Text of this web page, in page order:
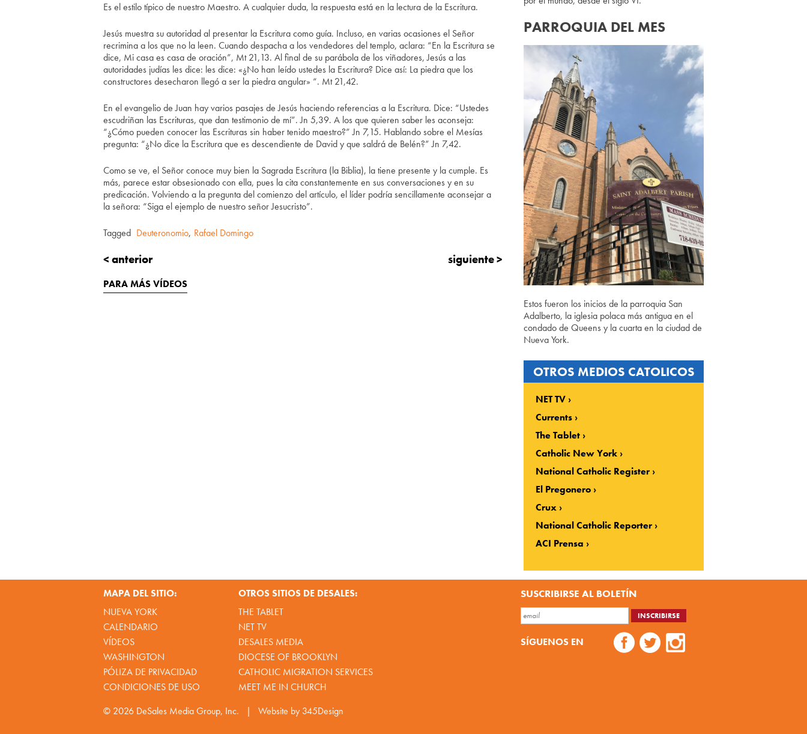
Es el estilo típico de nuestro Maestro. A cualquier duda, la respuesta está en la lectura de la Escritura.
Jesús muestra su autoridad al presentar la Escritura como guía. Incluso, en varias ocasiones el Señor
recrimina a los que no la leen. Cuando despacha a los vendedores del templo, aclara: “En la Escritura se
dice, Mi casa es casa de oración”, Mt 21,13. Al final de su parábola de los viñadores, Jesús a las
autoridades judías les dice: les dice: «¿No han leído ustedes la Escritura? Dice así: La piedra que los
constructores desecharon llegó a ser la piedra angular» “. Mt 21,42.
En el evangelio de Juan hay varios pasajes de Jesús haciendo referencias a la Escritura. Dice: “Ustedes
escudriñan las Escrituras, que dan testimonio de mí”. Jn 5,39. A los que quieren saber les aconseja:
“¿Cómo pueden conocer las Escrituras sin haber tenido maestro?” Jn 7,15. Hablando sobre el Mesías
pregunta: “¿No dice la Escritura que es descendiente de David y que saldrá de Belén?” Jn 7,42.
Como se ve, el Señor conoce muy bien la Sagrada Escritura (la Biblia), la tiene presente y la cumple. Es
más, parece estar obsesionado con ella, pues la cita constantemente en sus conversaciones y en su
predicación. Volviendo a la pregunta del comienzo del artículo, el líder podría sencillamente aconsejar a
la señora: “Siga el ejemplo de nuestro señor Jesucristo”.
Tagged Deuteronomio, Rafael Domingo
< anterior siguiente >
PARA MÁS VÍDEOS
PARROQUIA DEL MES
Estos fueron los inicios de la parroquia San
Adalberto, la iglesia polaca más antigua en el
condado de Queens y la cuarta en la ciudad de
Nueva York.
OTROS MEDIOS CATOLICOS
NET TV
Currents
The Tablet
Catholic New York
National Catholic Register
El Pregonero
Crux
National Catholic Reporter
ACI Prensa
MAPA DEL SITIO:
NUEVA YORK
CALENDARIO
VÍDEOS
WASHINGTON
PÓLIZA DE PRIVACIDAD
CONDICIONES DE USO
OTROS SITIOS DE DESALES:
THE TABLET
NET TV
DESALES MEDIA
DIOCESE OF BROOKLYN
CATHOLIC MIGRATION SERVICES
MEET ME IN CHURCH
SUSCRIBIRSE AL BOLETÍN
SÍGUENOS EN
© 2026 DeSales Media Group, Inc. | Website by 345Design